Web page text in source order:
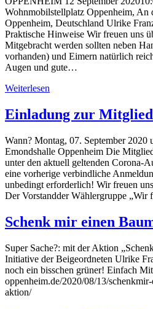
Wohnmobilstellplatz Oppenheim, An
Oppenheim, Deutschland Ulrike
Praktische Hinweise Wir freuen uns
Mitgebracht werden sollten neben
vorhanden) und Eimern natürlich
Augen und gute…
Weiterlesen
Einladung zur
Wann? Montag, 07. September 2020
Emondshalle Oppenheim Die
unter den aktuell geltenden Corona-
eine vorherige verbindliche
unbedingt erforderlich! Wir freuen
Der Vorstandder Wählergruppe „Wir
Schenk mir einen
Super Sache?: mit der Aktion
Initiative der Beigeordneten Ulrike
noch ein bisschen grüner! Einfach
oppenheim.de/2020/08/13/
aktion/